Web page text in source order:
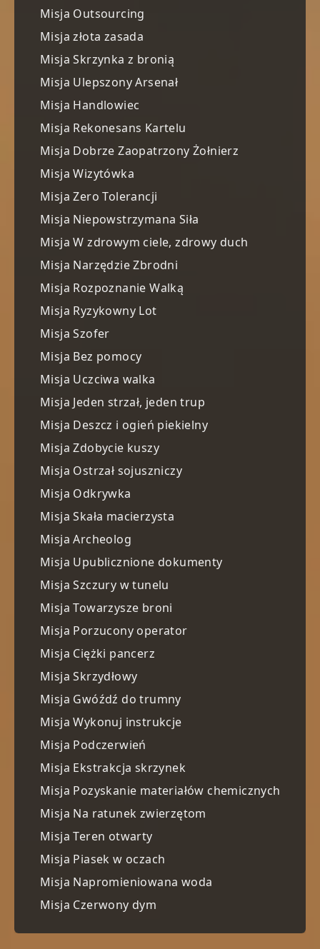
Misja Outsourcing
Misja złota zasada
Misja Skrzynka z bronią
Misja Ulepszony Arsenał
Misja Handlowiec
Misja Rekonesans Kartelu
Misja Dobrze Zaopatrzony Żołnierz
Misja Wizytówka
Misja Zero Tolerancji
Misja Niepowstrzymana Siła
Misja W zdrowym ciele, zdrowy duch
Misja Narzędzie Zbrodni
Misja Rozpoznanie Walką
Misja Ryzykowny Lot
Misja Szofer
Misja Bez pomocy
Misja Uczciwa walka
Misja Jeden strzał, jeden trup
Misja Deszcz i ogień piekielny
Misja Zdobycie kuszy
Misja Ostrzał sojuszniczy
Misja Odkrywka
Misja Skała macierzysta
Misja Archeolog
Misja Upublicznione dokumenty
Misja Szczury w tunelu
Misja Towarzysze broni
Misja Porzucony operator
Misja Ciężki pancerz
Misja Skrzydłowy
Misja Gwóźdź do trumny
Misja Wykonuj instrukcje
Misja Podczerwień
Misja Ekstrakcja skrzynek
Misja Pozyskanie materiałów chemicznych
Misja Na ratunek zwierzętom
Misja Teren otwarty
Misja Piasek w oczach
Misja Napromieniowana woda
Misja Czerwony dym